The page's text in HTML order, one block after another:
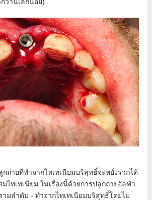
ถ่ายที่ทำจากไทเทเนียมบริสุทธิ์จะหยั่งรากได้
ไทเทเนียม ในเรื่องนี้ด้วยการปลูกถ่ายอัลฟ่า
ามลำดับ - ทำจากไทเทเนียมบริสุทธิ์โดยไม่